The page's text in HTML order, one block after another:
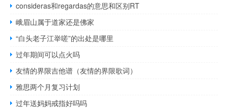
consideras和regardas的意思和区别RT
峨眉山属于道家还是佛家
“白头老子江举嗟”的出处是哪里
过年期间可以点火吗
友情的界限吉他谱（友情的界限歌词）
雅思两个月复习计划
过年送妈妈戒指好吗吗